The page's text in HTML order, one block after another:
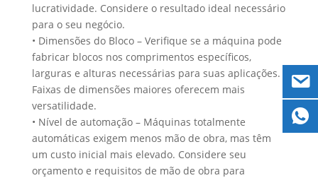
lucratividade. Considere o resultado ideal necessário
para o seu negócio.
• Dimensões do Bloco – Verifique se a máquina pode
fabricar blocos nos comprimentos específicos,
larguras e alturas necessárias para suas aplicações.
Faixas de dimensões maiores oferecem mais
versatilidade.
• Nível de automação – Máquinas totalmente
automáticas exigem menos mão de obra, mas têm
um custo inicial mais elevado. Considere seu
orçamento e requisitos de mão de obra para